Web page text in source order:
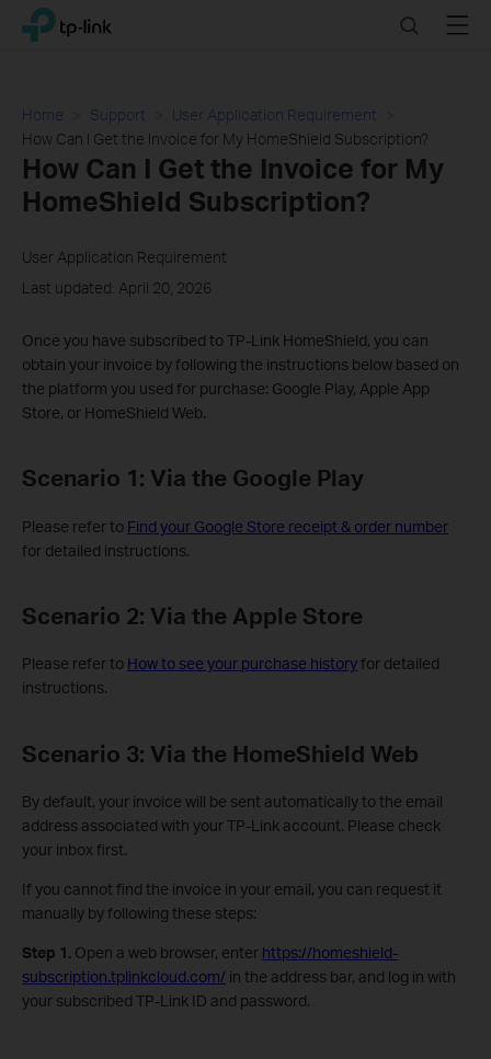
Click
navigation
TP-Link, Reliably Smart SearchMenu
Home Support
User Application Requirement
How Can I Get the Invoice for My HomeShield Subscription?
How Can I Get the Invoice for My
HomeShield Subscription?
User Application Requirement
Last updated: April 20, 2026
Once you have subscribed to TP-Link HomeShield, you can
obtain your invoice by following the instructions below based on
the platform you used for purchase: Google Play, Apple App
Store, or HomeShield Web.
Scenario 1: Via the Google Play
Please refer to Find your Google Store receipt & order number
for detailed instructions.
Scenario 2: Via the Apple Store
Please refer to How to see your purchase historyfor detailed
instructions.
Scenario 3: Via the HomeShield Web
By default, your invoice will be sent automatically to the email
address associated with your TP-Link account. Please check
your inbox first.
If you cannot find the invoice in your email, you can request it
manually by following these steps:
Step 1. Open a web browser, enter https://homeshield-
subscription.tplinkcloud.com/ in the address bar, and log in with
your subscribed TP-Link ID and password.